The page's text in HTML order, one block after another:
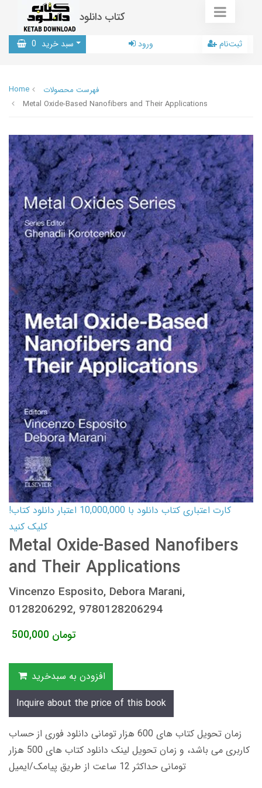
کتاب دانلود
سبد خرید 0 ورود ثبت‌نام
Home
فهرست محصولات
Metal Oxide-Based Nanofibers and Their Applications
کارت اعتباری کتاب دانلود با 10,000,000 اعتبار دانلود کتاب!
کلیک کنید
Metal Oxide-Based Nanofibers
and Their Applications
Vincenzo Esposito, Debora Marani,
0128206292, 9780128206294
500,000 تومان
افزودن به سبدخرید
Inquire about the price of this book
زمان تحویل کتاب های 600 هزار تومانی دانلود فوری از حساب
کاربری می باشد، و زمان تحویل لینک دانلود کتاب های 500 هزار
تومانی حداکثر 12 ساعت از طریق پیامک/ایمیل